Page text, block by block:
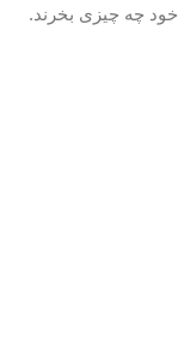
چه چیزی بخرند.